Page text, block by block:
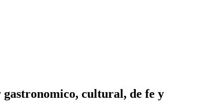
gastronomico, cultural, de fe y